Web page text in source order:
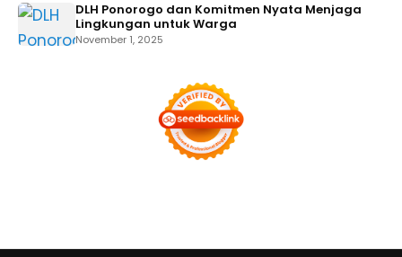
DLH Ponorogo dan Komitmen Nyata Menjaga
Lingkungan untuk Warga
November 1, 2025